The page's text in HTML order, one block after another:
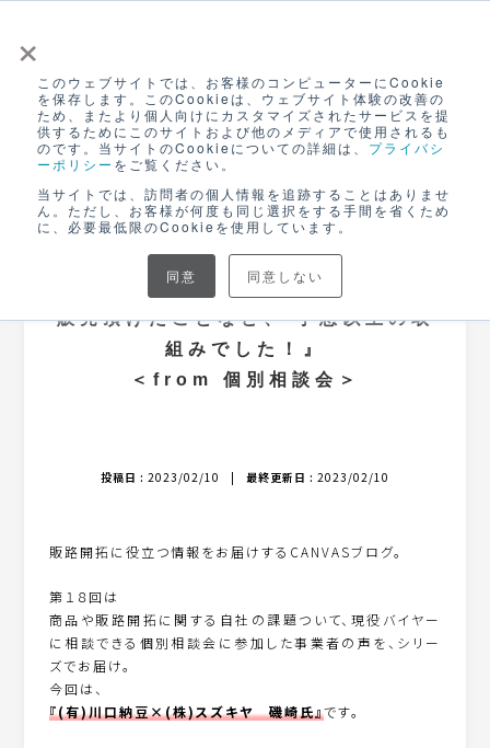
×
このウェブサイトでは、お客様のコンピューターにCookie
を保存します。このCookieは、ウェブサイト体験の改善の
ため、またより個人向けにカスタマイズされたサービスを提
供するためにこのサイトおよび他のメディアで使用されるも
のです。当サイトのCookieについての詳細は、 プライバシ
ーポリシー をご覧ください。
当サイトでは、訪問者の個人情報を追跡することはありませ
ん。ただし、お客様が何度も同じ選択をする手間を省くため
に、必要最低限のCookieを使用しています。
同意 同意しない
ログイン
無料アカウント登録
NEWS
CANVASブログ
『面談直後の宮城県フェアで３商品も
販売頂けたことなど、 予想以上の取
組みでした！』
＜from 個別相談会＞
投稿日 : 2023/02/10 | 最終更新日 : 2023/02/10
販路開拓に役立つ情報をお届けするCANVASブログ。
第１８回は
商品や販路開拓に関する自社の課題ついて、現役バイヤー
に相談できる個別相談会に参加した事業者の声を、シリー
ズでお届け。
今回は、
『(有)川口納豆×(株)スズキヤ 磯崎氏』です。